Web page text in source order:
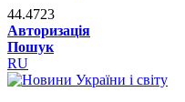
44.4723
Авторизація
Пошук
RU